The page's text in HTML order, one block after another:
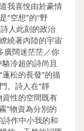
我喜悅由於豪情
“空想”的“野
人此刻的政治
繞著內陸的宇宙
廣闊迷茫茫／你
冷超的詩尚且
松的長發”的描
。詩人在“靜
性的空間既有
”物資為分別的
作中小我的和